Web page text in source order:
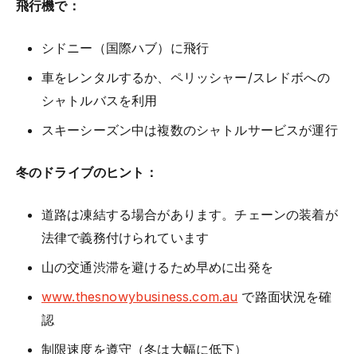
飛行機で：
シドニー（国際ハブ）に飛行
車をレンタルするか、ペリッシャー/スレドボへの
シャトルバスを利用
スキーシーズン中は複数のシャトルサービスが運行
冬のドライブのヒント：
道路は凍結する場合があります。チェーンの装着が
法律で義務付けられています
山の交通渋滞を避けるため早めに出発を
www.thesnowybusiness.com.au で路面状況を確
認
制限速度を遵守（冬は大幅に低下）